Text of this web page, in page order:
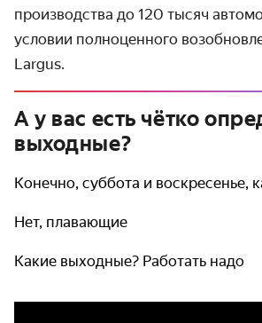
производства до 120 тысяч
условии полноценного
Largus.
А у вас есть чётко
выходные?
Конечно, суббота и воскресенье,
Нет, плавающие
Какие выходные? Работать надо